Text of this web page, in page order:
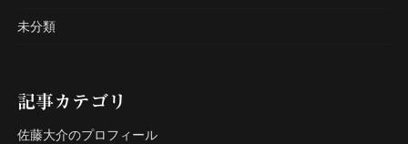
未分類
記事カテゴリ
佐藤大介のプロフィール